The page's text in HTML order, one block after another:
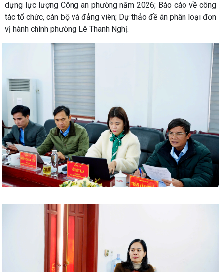
dựng lực lượng Công an phường năm 2026; Báo cáo về công
tác tổ chức, cán bộ và đảng viên; Dự thảo đề án phân loại đơn
vị hành chính phường Lê Thanh Nghị.